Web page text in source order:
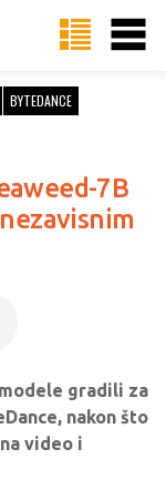
BYTEDANCE
7B
gradili za
nakon što
video i